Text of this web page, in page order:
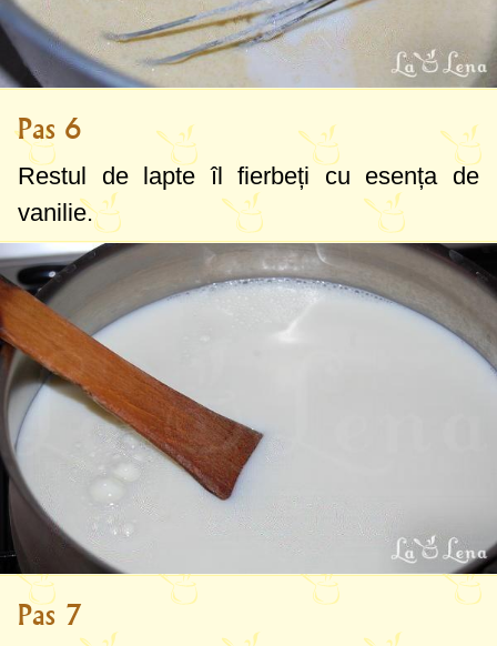
Pas 6
Restul de lapte îl fierbeți cu esența de
vanilie.
Pas 7